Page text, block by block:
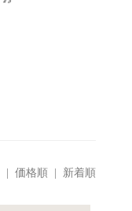
価格順 | 新着順